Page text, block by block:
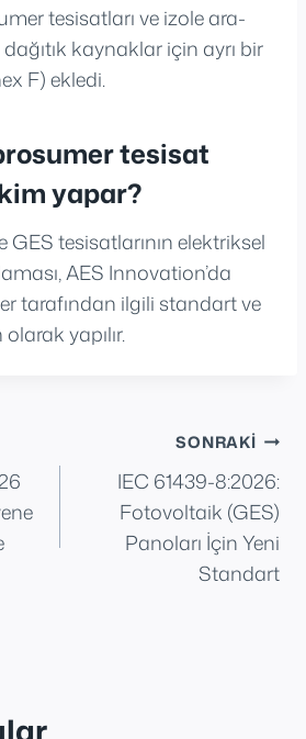
tesisatları ve izole ara-
kaynaklar için ayrı bir
F) ekledi.
tesisat
yapar?
GES tesisatlarının elektriksel
AES Innovation’da
tarafından ilgili standart ve
yapılır.
SONRAKI
IEC 61439-8:2026:
Fotovoltaik (GES)
Panoları İçin Yeni
Standart